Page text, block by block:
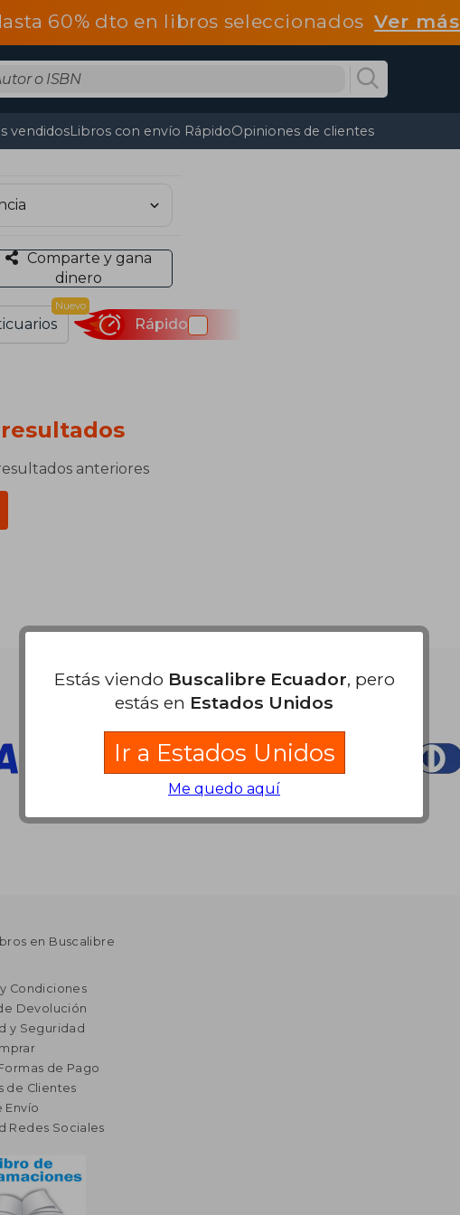
60% dto en libros seleccionadosVer más
vendidosLibros con envío RápidoOpiniones de clientes
Comparte y gana
dinero
Nuevo
Rápido
anteriores
Nuestras Formas de Pago
en Buscalibre
Condiciones
Devolución
y Seguridad
de Pago
de Clientes
Envío
Redes Sociales
Estás viendo Buscalibre Ecuador, pero
estás en Estados Unidos
Ir a Estados Unidos
Me quedo aquí